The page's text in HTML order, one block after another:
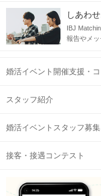
しあわ
IBJ
報告やメ
婚活イベント開催支援・
スタッフ紹介
婚活イベントスタッフ募集
接客・接遇コンテスト